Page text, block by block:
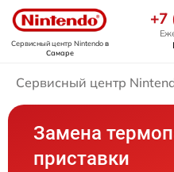
Сервисный центр Nintendoв
Самаре
+7
Сервисный центр
Замена
приставки